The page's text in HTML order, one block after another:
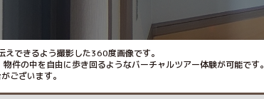
できるよう撮影した360度画像です。
件の中を自由に歩き回るようなバーチャルツアー体験が可能です。
ございます。